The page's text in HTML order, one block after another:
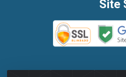
Site